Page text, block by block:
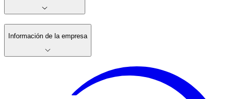
Información de la empresa